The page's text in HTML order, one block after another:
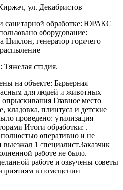
ул. Декабристов
санитарной обработке: ЮРАКС
оборудование:
Циклон, генератор горячего
Тяжелая стадия.
на объекте: Барьерная
для людей и животных
Главное место
кладовка, плинтуса и детские
проведено: утилизация
Итоги обработки: .
оперативно и не
1 специалист.Заказчик
работе не было.
работе и озвучены советы
в помещении